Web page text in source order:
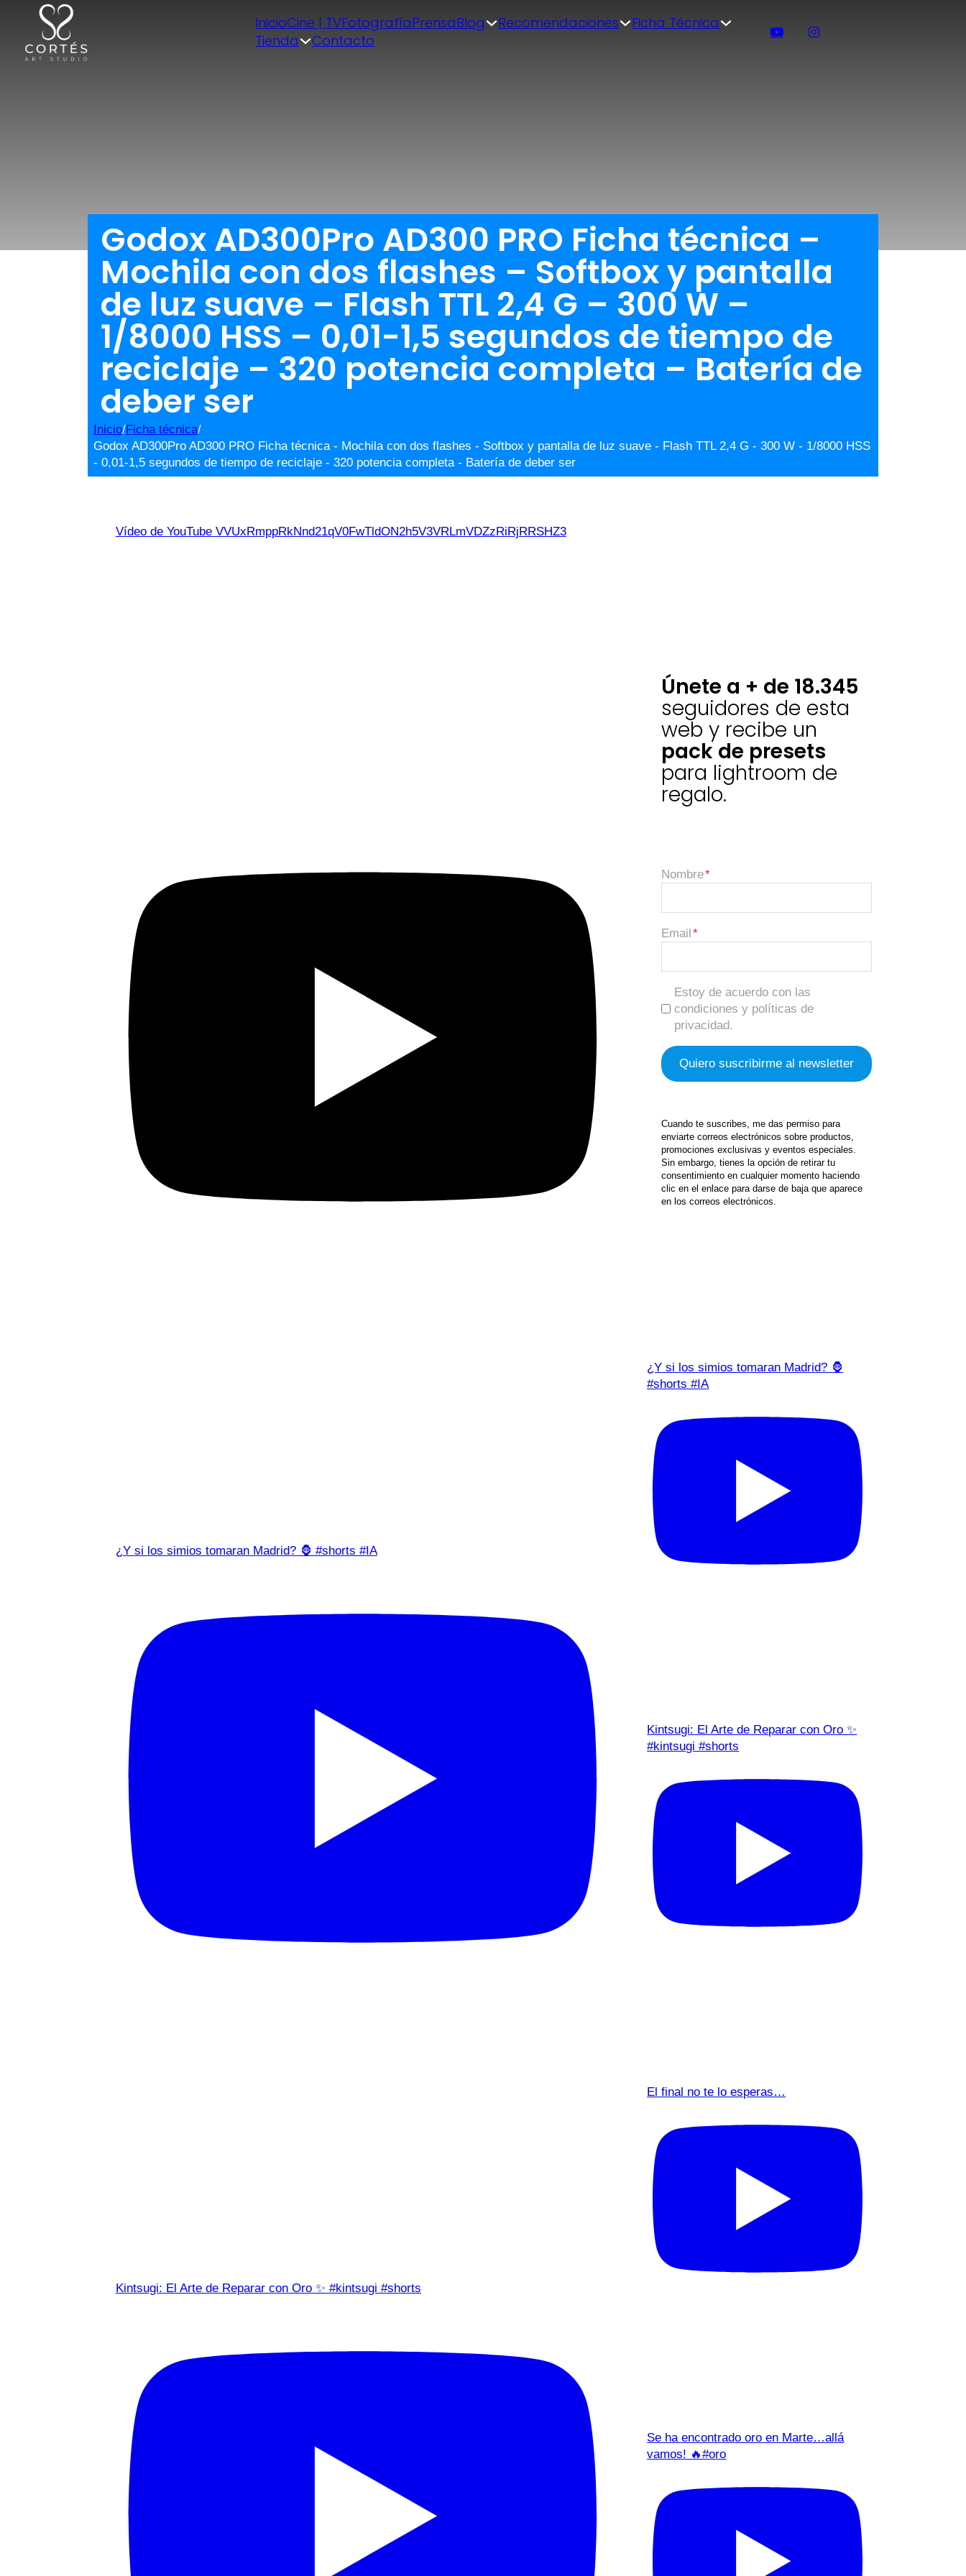
InicioCine | TVFotografíaPrensaBlog Recomendaciones
Ficha Técnica
Tienda
Contacto
Godox AD300Pro AD300 PRO Ficha técnica –
Mochila con dos flashes – Softbox y pantalla
de luz suave – Flash TTL 2,4 G – 300 W –
1/8000 HSS – 0,01-1,5 segundos de tiempo de
reciclaje – 320 potencia completa – Batería de
deber ser
Inicio/Ficha técnica/
Godox AD300Pro AD300 PRO Ficha técnica - Mochila con dos flashes - Softbox y pantalla de luz suave - Flash TTL 2,4 G - 300 W - 1/8000 HSS
- 0,01-1,5 segundos de tiempo de reciclaje - 320 potencia completa - Batería de deber ser
Vídeo de YouTube VVUxRmppRkNnd21qV0FwTldON2h5V3VRLmVDZzRiRjRRSHZ3
¿Y si los simios tomaran Madrid? 🦍 #shorts #IA
Kintsugi: El Arte de Reparar con Oro ✨ #kintsugi #shorts
Únete a + de 18.345
seguidores de esta
web y recibe un
pack de presets
para lightroom de
regalo.
Nombre
Email
Estoy de acuerdo con las
condiciones y políticas de
privacidad.
Cuando te suscribes, me das permiso para
enviarte correos electrónicos sobre productos,
promociones exclusivas y eventos especiales.
Sin embargo, tienes la opción de retirar tu
consentimiento en cualquier momento haciendo
clic en el enlace para darse de baja que aparece
en los correos electrónicos.
¿Y si los simios tomaran Madrid? 🦍
#shorts #IA
Kintsugi: El Arte de Reparar con Oro ✨
#kintsugi #shorts
El final no te lo esperas…
Se ha encontrado oro en Marte…allá
vamos! 🔥#oro